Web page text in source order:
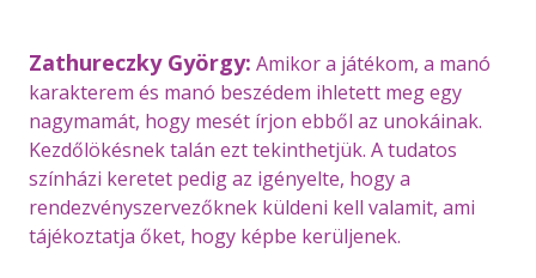
Zathureczky György: Amikor a játékom, a manó
karakterem és manó beszédem ihletett meg egy
nagymamát, hogy mesét írjon ebből az unokáinak.
Kezdőlökésnek talán ezt tekinthetjük. A tudatos
színházi keretet pedig az igényelte, hogy a
rendezvényszervezőknek küldeni kell valamit, ami
tájékoztatja őket, hogy képbe kerüljenek.